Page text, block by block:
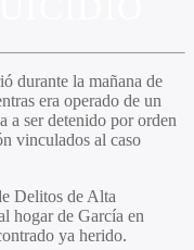
durante la mañana de
era operado de un
a ser detenido por orden
vinculados al caso
Delitos de Alta
hogar de García en
ya herido.